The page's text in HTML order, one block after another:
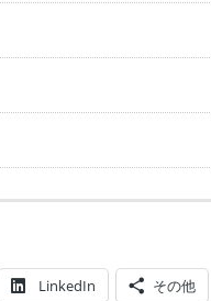
LinkedIn その他